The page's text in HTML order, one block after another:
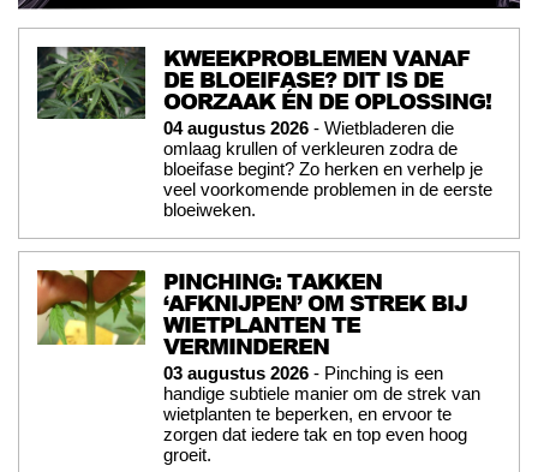
KWEEKPROBLEMEN VANAF
DE BLOEIFASE? DIT IS DE
OORZAAK ÉN DE OPLOSSING!
04 augustus 2026 - Wietbladeren die
omlaag krullen of verkleuren zodra de
bloeifase begint? Zo herken en verhelp je
veel voorkomende problemen in de eerste
bloeiweken.
PINCHING: TAKKEN
‘AFKNIJPEN’ OM STREK BIJ
WIETPLANTEN TE
VERMINDEREN
03 augustus 2026 - Pinching is een
handige subtiele manier om de strek van
wietplanten te beperken, en ervoor te
zorgen dat iedere tak en top even hoog
groeit.